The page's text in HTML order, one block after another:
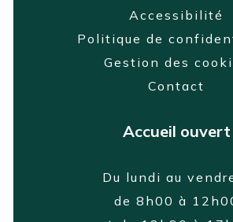
Accessibilité
Politique de
Gestion des
Contact
Accueil ouvert
Du lundi au
de 8h00 à